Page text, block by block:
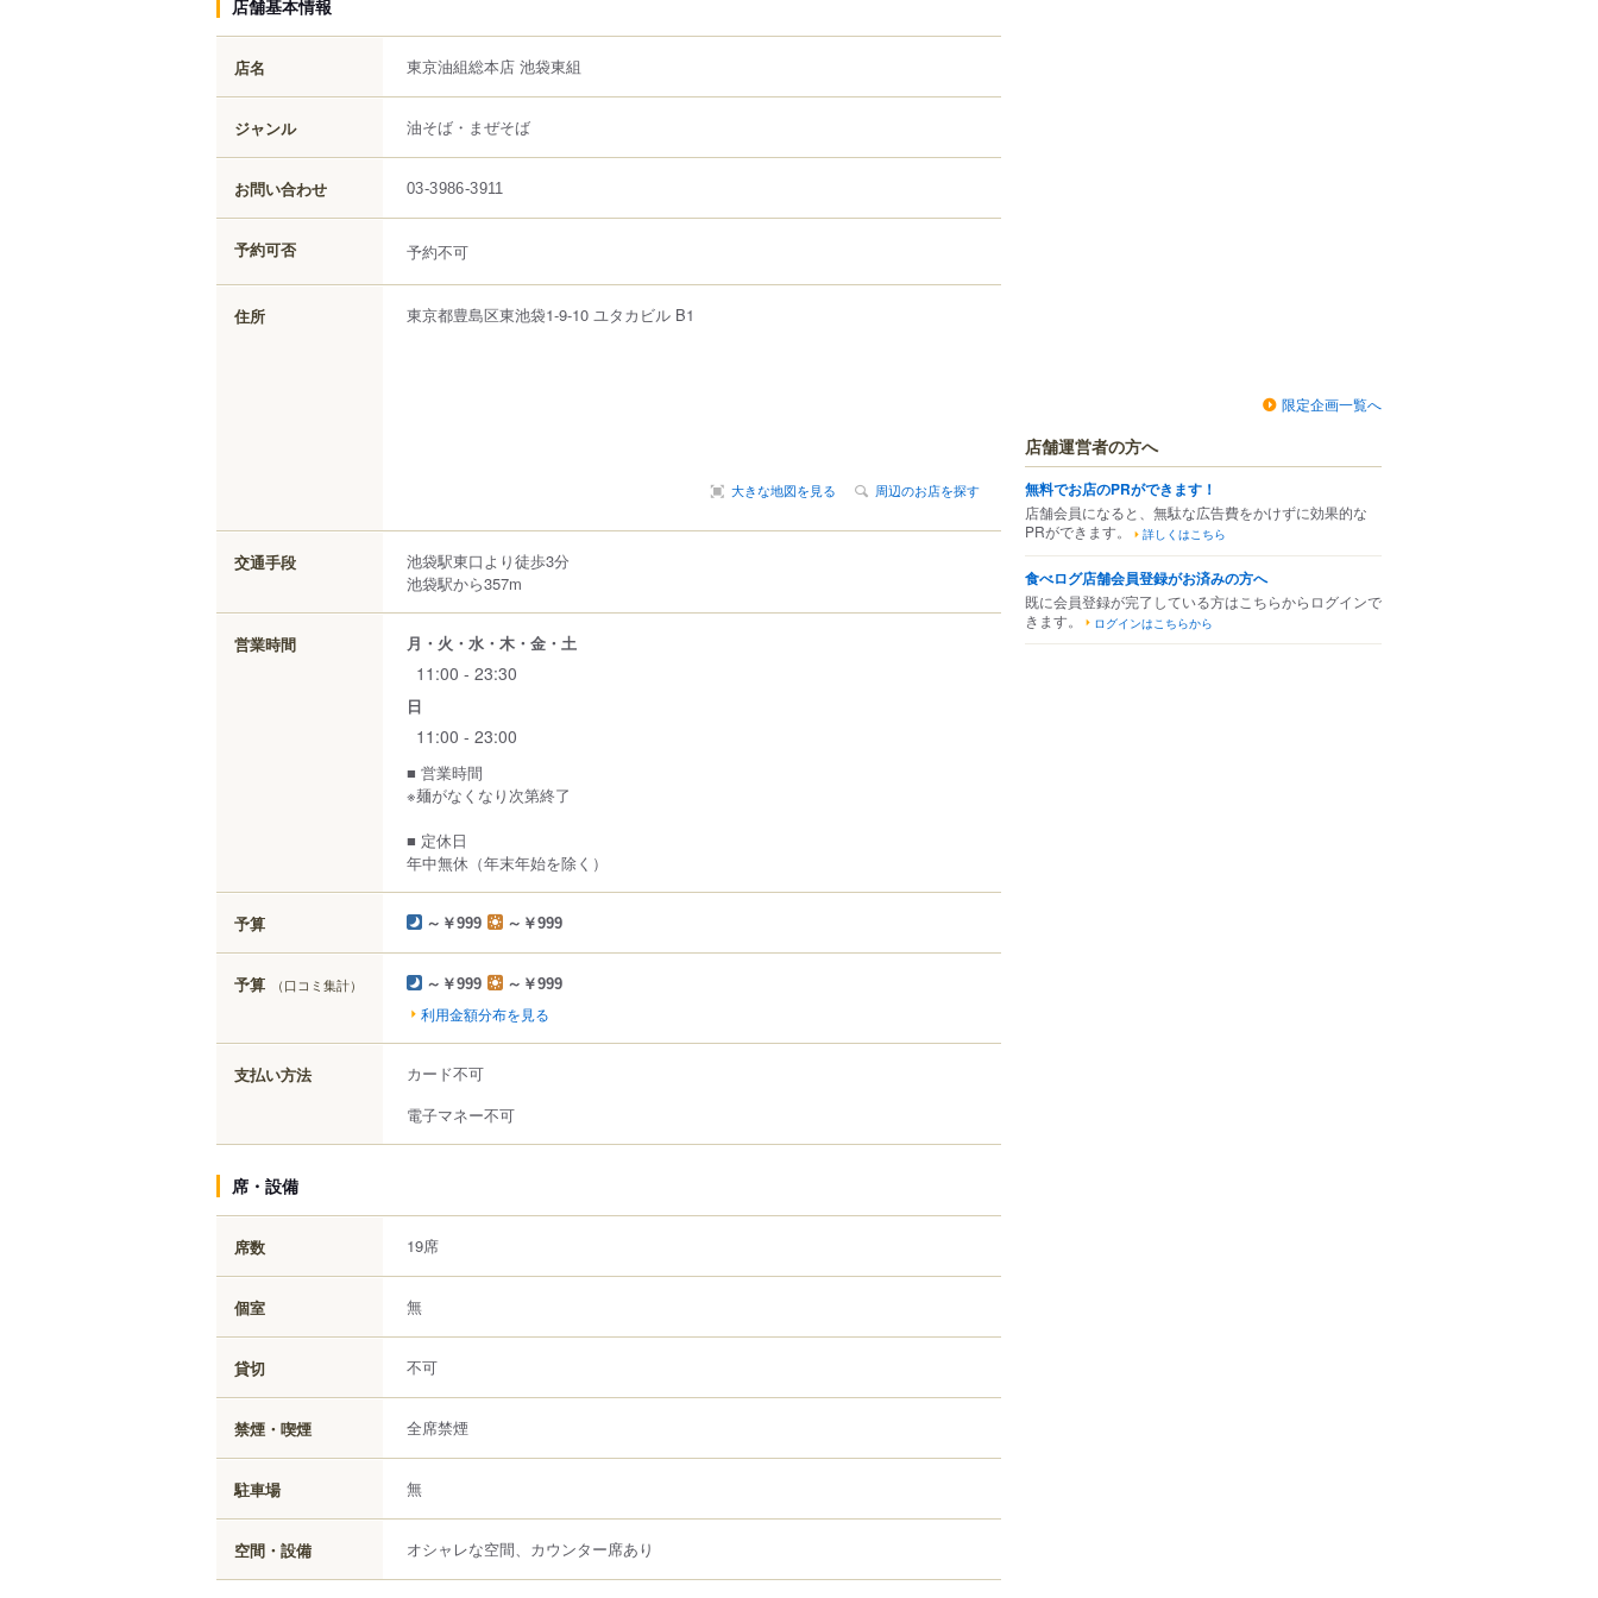
店舗基本情報
店名 東京油組総本店 池袋東組
ジャンル 油そば・まぜそば
お問い合わせ 03-3986-3911
予約可否 予約不可
住所 東京都豊島区東池袋1-9-10 ユタカビル B1
大きな地図を見る 周辺のお店を探す
交通手段
池袋駅東口より徒歩3分
池袋駅から357m
営業時間 月・火・水・木・金・土
11:00 - 23:30
日
11:00 - 23:00
■ 営業時間
※麺がなくなり次第終了
■ 定休日
年中無休（年末年始を除く）
予算 ～￥999 ～￥999
予算 （口コミ集計） ～￥999 ～￥999
利用金額分布を見る
支払い方法
カード不可
電子マネー不可
席・設備
席数 19席
個室 無
貸切 不可
禁煙・喫煙 全席禁煙
駐車場 無
空間・設備 オシャレな空間、カウンター席あり
限定企画一覧へ
店舗運営者の方へ
無料でお店のPRができます！
店舗会員になると、無駄な広告費をかけずに効果的な
PRができます。
詳しくはこちら
食べログ店舗会員登録がお済みの方へ
既に会員登録が完了している方はこちらからログインで
きます。
ログインはこちらから